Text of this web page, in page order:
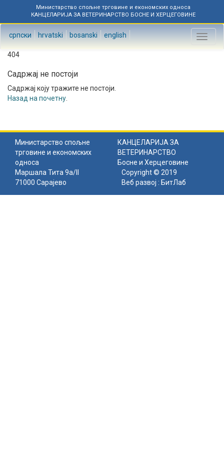
Министарство спољне трговине и економских односа
КАНЦЕЛАРИЈА ЗА ВЕТЕРИНАРСТВО БОСНЕ И ХЕРЦЕГОВИНЕ
српски hrvatski bosanski english
Toggle
404
Садржај не постоји
Садржај коју тражите не постоји.
Назад на почетну
Министарство спољне
трговине и економских
односа
КАНЦЕЛАРИЈА ЗА
ВЕТЕРИНАРСТВО
Босне и Херцеговине
Маршала Тита 9а/II
71000 Сарајево
Copyright © 2019
Веб развој : БитЛаб